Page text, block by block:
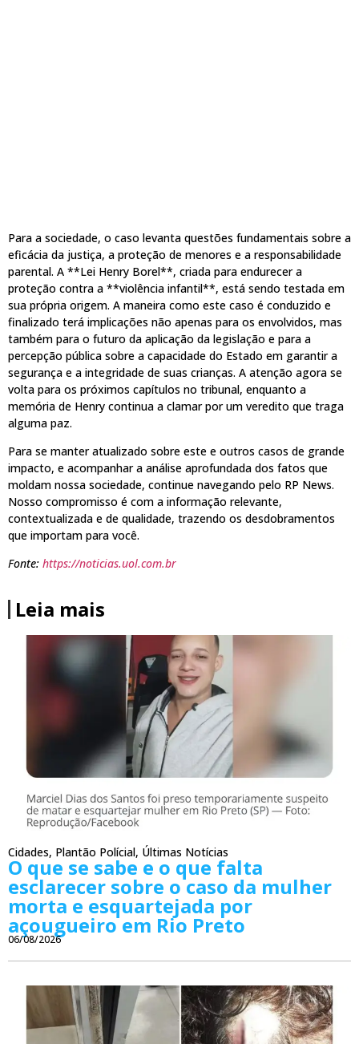
Para a sociedade, o caso levanta questões fundamentais sobre a
eficácia da justiça, a proteção de menores e a responsabilidade
parental. A **Lei Henry Borel**, criada para endurecer a
proteção contra a **violência infantil**, está sendo testada em
sua própria origem. A maneira como este caso é conduzido e
finalizado terá implicações não apenas para os envolvidos, mas
também para o futuro da aplicação da legislação e para a
percepção pública sobre a capacidade do Estado em garantir a
segurança e a integridade de suas crianças. A atenção agora se
volta para os próximos capítulos no tribunal, enquanto a
memória de Henry continua a clamar por um veredito que traga
alguma paz.
Para se manter atualizado sobre este e outros casos de grande
impacto, e acompanhar a análise aprofundada dos fatos que
moldam nossa sociedade, continue navegando pelo RP News.
Nosso compromisso é com a informação relevante,
contextualizada e de qualidade, trazendo os desdobramentos
que importam para você.
Fonte: https://noticias.uol.com.br
Leia mais
Cidades, Plantão Polícial, Últimas Notícias
O que se sabe e o que falta
esclarecer sobre o caso da mulher
morta e esquartejada por
açougueiro em Rio Preto
06/08/2026